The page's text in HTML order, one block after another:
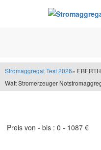
Stromaggregat Test 2026»
Watt Stromerzeuger
Preis von - bis : 0 - 1087 €